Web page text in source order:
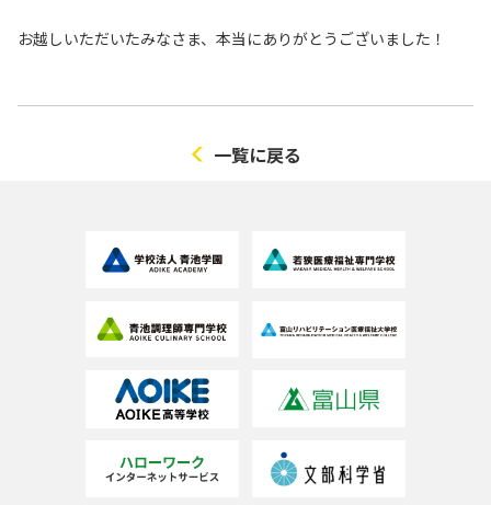
お越しいただいたみなさま、本当にありがとうございました！
一覧に戻る